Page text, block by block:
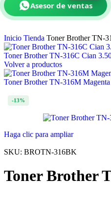
Asesor de ventas
Inicio Tienda Toner Brother TN-
Toner Brother TN-316C Cian
Volver a productos
Toner Brother TN-316M
-13%
Haga clic para ampliar
SKU: BROTN-316BK
Toner Brother